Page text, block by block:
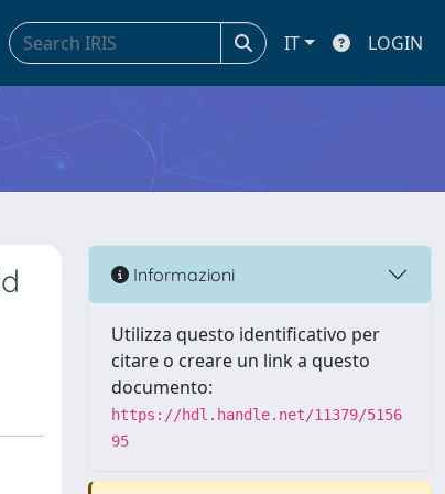
IT LOGIN
Informazioni
Utilizza questo identificativo per
citare o creare un link a questo
documento:
https://hdl.handle.net/11379/5156
95